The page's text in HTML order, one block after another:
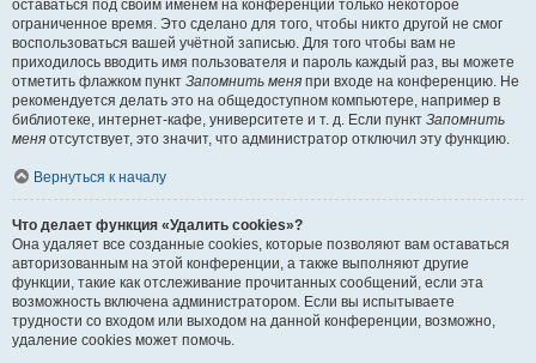
оставаться под своим именем на конференции только некоторое
ограниченное время. Это сделано для того, чтобы никто другой не смог
воспользоваться вашей учётной записью. Для того чтобы вам не
приходилось вводить имя пользователя и пароль каждый раз, вы можете
отметить флажком пункт Запомнить меня при входе на конференцию. Не
рекомендуется делать это на общедоступном компьютере, например в
библиотеке, интернет-кафе, университете и т. д. Если пункт Запомнить
меня отсутствует, это значит, что администратор отключил эту функцию.
Вернуться к началу
Что делает функция «Удалить cookies»?
Она удаляет все созданные cookies, которые позволяют вам оставаться
авторизованным на этой конференции, а также выполняют другие
функции, такие как отслеживание прочитанных сообщений, если эта
возможность включена администратором. Если вы испытываете
трудности со входом или выходом на данной конференции, возможно,
удаление cookies может помочь.